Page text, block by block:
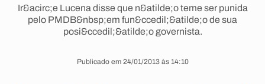
Ir&acirc;e Lucena disse que n&atilde;o teme ser punida
pelo PMDB&nbsp;em fun&ccedil;&atilde;o de sua
posi&ccedil;&atilde;o governista.
Publicado em 24/01/2013 às 14:10